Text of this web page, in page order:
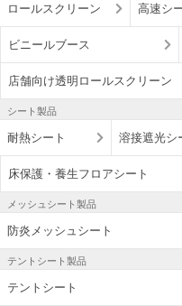
ロールスクリーン 高速シ
ビニールブース
店舗向け透明ロールスクリーン
シート製品
耐熱シート 溶接遮光シ
床保護・養生フロアシート
メッシュシート製品
防炎メッシュシート
テントシート製品
テントシート